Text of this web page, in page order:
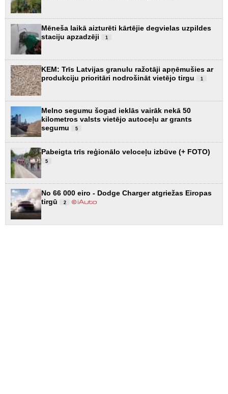
Mēneša laikā aizturēti kārtējie degvielas uzpildes
staciju apzadzēji
1
KEM: Trīs Latvijas granulu ražotāji apņēmušies ar
produkciju prioritāri nodrošināt vietējo tirgu
1
Melno segumu šogad ieklās vairāk nekā 50
kilometros valsts vietējo autoceļu ar grants
segumu
5
Pabeigta trīs reģionālo veloceļu izbūve (+ FOTO)
5
No 66 000 eiro - Dodge Charger atgriežas Eiropas
tirgū
2